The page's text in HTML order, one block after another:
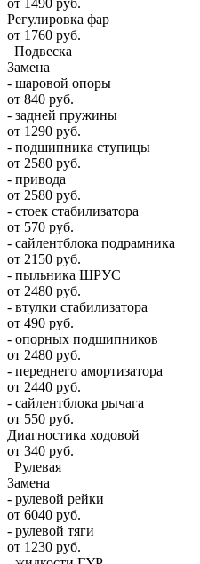
от 1490 руб.
Регулировка фар
от 1760 руб.
Подвеска
Замена
- шаровой опоры
от 840 руб.
- задней пружины
от 1290 руб.
- подшипника ступицы
от 2580 руб.
- привода
от 2580 руб.
- стоек стабилизатора
от 570 руб.
- сайлентблока подрамника
от 2150 руб.
- пыльника ШРУС
от 2480 руб.
- втулки стабилизатора
от 490 руб.
- опорных подшипников
от 2480 руб.
- переднего амортизатора
от 2440 руб.
- сайлентблока рычага
от 550 руб.
Диагностика ходовой
от 340 руб.
Рулевая
Замена
- рулевой рейки
от 6040 руб.
- рулевой тяги
от 1230 руб.